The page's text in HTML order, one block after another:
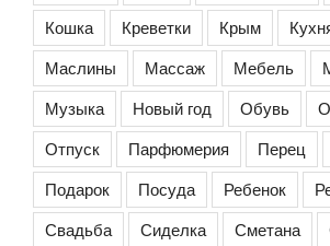
Кошка
Креветки Крым
Маслины
Массаж Мебель
Музыка
Новый год Обувь
Отпуск
Парфюмерия Перец
Подарок
Посуда Ребенок
Свадьба
Сиделка Сметана